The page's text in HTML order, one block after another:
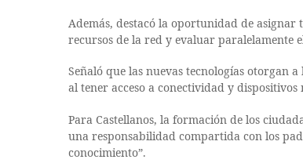
Además, destacó la oportunidad de
recursos de la red y evaluar paralelamente
Señaló que las nuevas tecnologías otorgan
al tener acceso a conectividad y
Para Castellanos, la formación de los
una responsabilidad compartida con los
conocimiento”.